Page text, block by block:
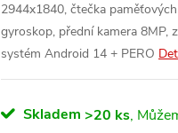
2944x1840, čtečka
gyroskop, přední kamera 8MP,
systém Android 14 + PERO
Skladem >20 ks